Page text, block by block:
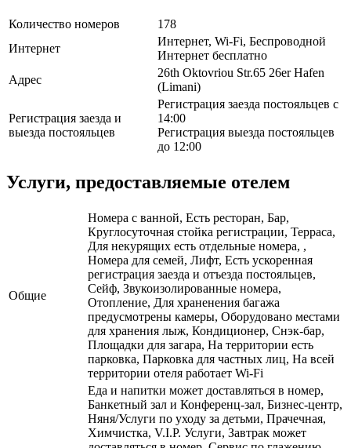
Количество номеров
178
Интернет
Интернет, Wi-Fi, Беспроводной
Интернет бесплатно
Адрес
26th Oktovriou Str.65 26er Hafen
(Limani)
Регистрация заезда и
выезда постояльцев
Регистрация заезда постояльцев с
14:00
Регистрация выезда постояльцев
до 12:00
Услуги, предоставляемые отелем
Общие
Номера с ванной, Есть ресторан, Бар,
Круглосуточная стойка регистрации, Терраса,
Для некурящих есть отдельные номера, ,
Номера для семей, Лифт, Есть ускоренная
регистрация заезда и отъезда постояльцев,
Сейф, Звукоизолированные номера,
Отопление, Для храненения багажа
предусмотрены камеры, Оборудовано местами
для хранения лыж, Кондиционер, Снэк-бар,
Площадки для загара, На территории есть
парковка, Парковка для частных лиц, На всей
территории отеля работает Wi-Fi
Еда и напитки может доставляться в номер,
Банкетный зал и Конференц-зал, Бизнес-центр,
Няня/Услуги по уходу за детьми, Прачечная,
Химчистка, V.I.P. Услуги, Завтрак может